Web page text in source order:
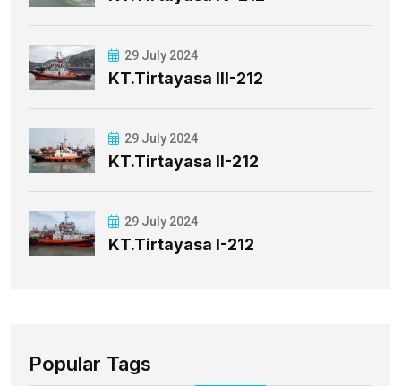
29 July 2024
KT.Tirtayasa III-212
29 July 2024
KT.Tirtayasa II-212
29 July 2024
KT.Tirtayasa I-212
Popular Tags